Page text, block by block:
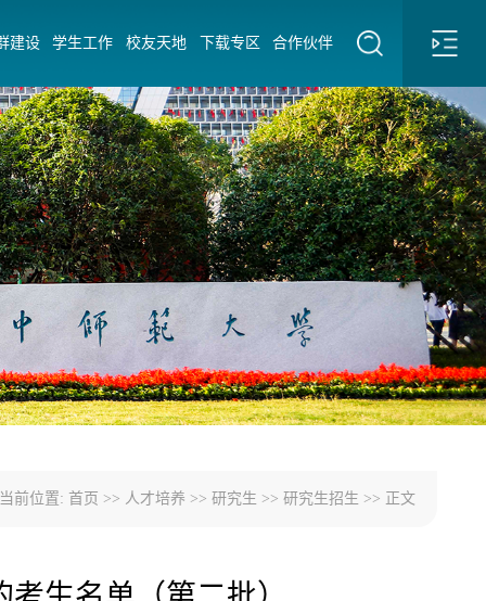
建设 学生工作 校友天地 下载专区 合作伙伴
当前位置: 首页 >> 人才培养 >>研究生 >>研究生招生 >> 正文